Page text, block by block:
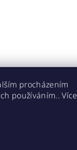
procházením
používáním.. Více